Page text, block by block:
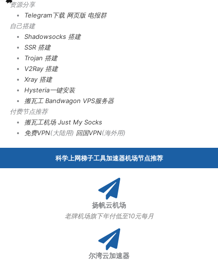
资源分享
Telegram下载 网页版 电报群
自己搭建
Shadowsocks 搭建
SSR 搭建
Trojan 搭建
V2Ray 搭建
Xray 搭建
Hysteria一键安装
搬瓦工 Bandwagon VPS服务器
付费节点推荐
搬瓦工机场 Just My Socks
免费VPN(大陆用) 回国VPN(海外用)
科学上网梯子工具加速器机场节点推荐
扬帆云机场
老牌机场旗下年付低至10元每月
尔湾云加速器